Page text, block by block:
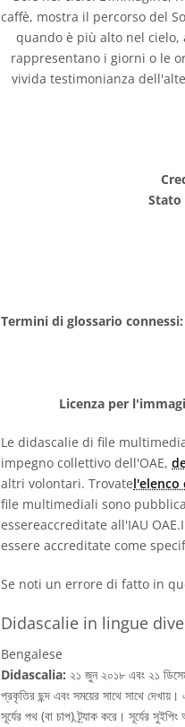
caffè, mostra il percorso del
quando è più alto nel cielo,
rappresentano i giorni o le
vivida testimonianza
Stato
Termini di glossario connessi:
Licenza per
Le didascalie di file
impegno collettivo dell'OAE,
altri volontari. Trovatel'elenco
file multimediali sono
essereaccreditate all'IAU
essere accreditate come
Se noti un errore di fatto in
Didascalie in lingue
Bengalese
Didascalia: ২১ জুন ২০১৮ এবং ২১
প্রকৃতির ছন্দ এবং সময়ের সাথে সাথে
সূর্যের পথ (বা চাপ) ট্র্যাক করে। সূর্যের